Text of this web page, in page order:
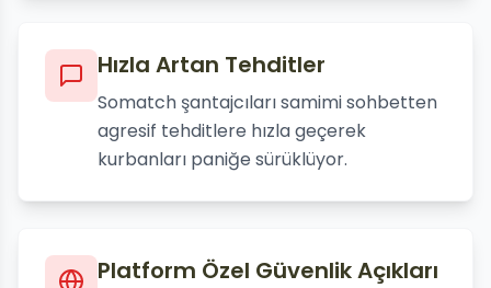
Hızla Artan Tehditler
Somatch şantajcıları samimi sohbetten
agresif tehditlere hızla geçerek
kurbanları paniğe sürüklüyor.
Platform Özel Güvenlik Açıkları